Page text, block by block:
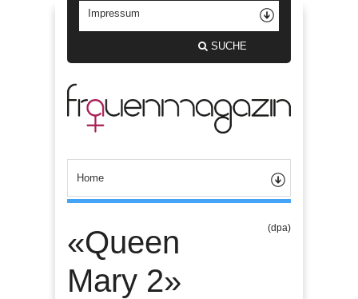
SUCHE
«Queen
Mary 2»
(dpa)